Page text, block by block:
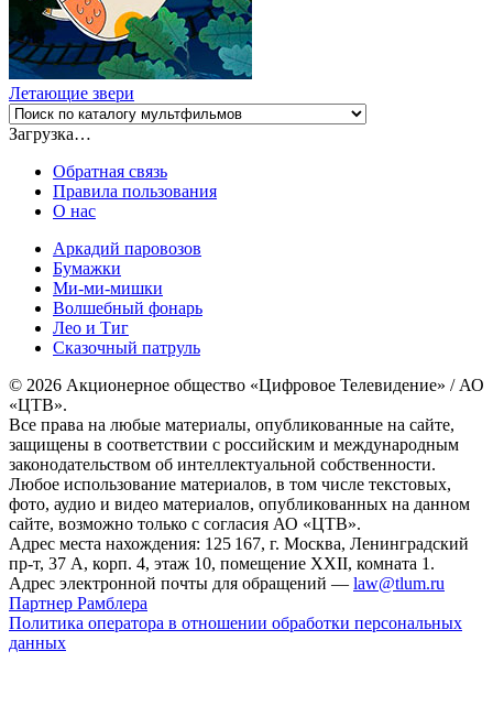
Летающие звери
Загрузка…
Обратная связь
Правила пользования
О нас
Аркадий паровозов
Бумажки
Ми-ми-мишки
Волшебный фонарь
Лео и Тиг
Сказочный патруль
© 2026 Акционерное общество «Цифровое Телевидение» / АО
«ЦТВ».
Все права на любые материалы, опубликованные на сайте,
защищены в соответствии с российским и международным
законодательством об интеллектуальной собственности.
Любое использование материалов, в том числе текстовых,
фото, аудио и видео материалов, опубликованных на данном
сайте, возможно только с согласия АО «ЦТВ».
Адрес места нахождения: 125 167, г. Москва, Ленинградский
пр-т, 37 А, корп. 4, этаж 10, помещение XXII, комната 1.
Адрес электронной почты для обращений — law@tlum.ru
Партнер Рамблера
Политика оператора в отношении обработки персональных
данных